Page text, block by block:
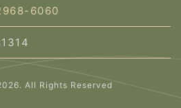
6060
All Rights Reserved